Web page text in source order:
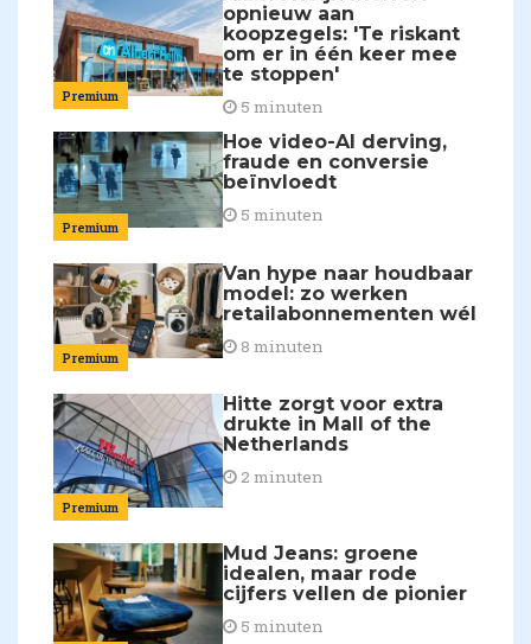
Premium
opnieuw aan
koopzegels: 'Te riskant
om er in één keer mee
te stoppen'
5 minuten
Premium
Hoe video-AI derving,
fraude en conversie
beïnvloedt
5 minuten
Premium
Van hype naar houdbaar
model: zo werken
retailabonnementen wél
8 minuten
Premium
Hitte zorgt voor extra
drukte in Mall of the
Netherlands
2 minuten
Mud Jeans: groene
idealen, maar rode
cijfers vellen de pionier
5 minuten